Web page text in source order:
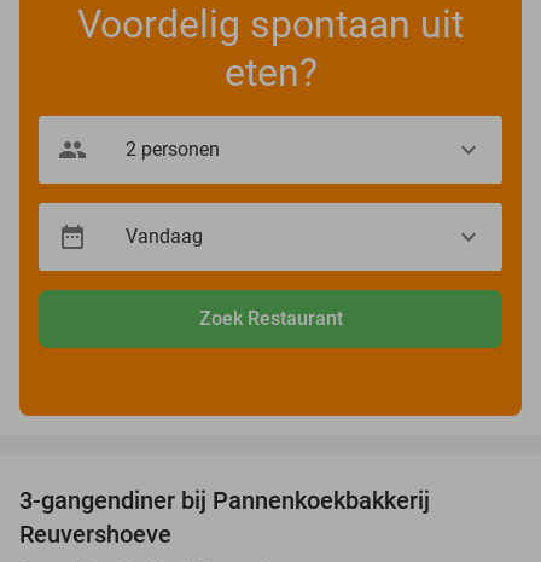
Voordelig spontaan uit
eten?
Zoek Restaurant
3-gangendiner bij Pannenkoekbakkerij
Reuvershoeve